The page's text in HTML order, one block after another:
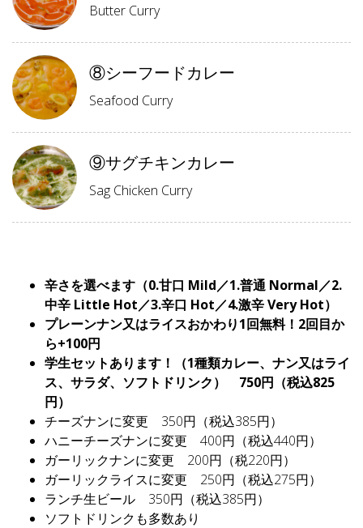
Butter Curry
⑧シーフードカレー
Seafood Curry
⑨サグチキンカレー
Sag Chicken Curry
辛さを選べます（0.甘口 Mild／1.普通 Normal／2.
中辛 Little Hot／3.辛口 Hot／4.激辛 Very Hot）
プレーンナン又はライスおかわり1回無料！2回目か
ら+100円
学生セットあります！（1種類カレー、ナン又はライ
ス、サラダ、ソフトドリンク） 750円（税込825
円）
チーズナンに変更 350円（税込385円）
ハニーチーズナンに変更 400円（税込440円）
ガーリックナンに変更 200円（税220円）
ガーリックライスに変更 250円（税込275円）
ランチ生ビール 350円（税込385円）
ソフトドリンクも多数あり